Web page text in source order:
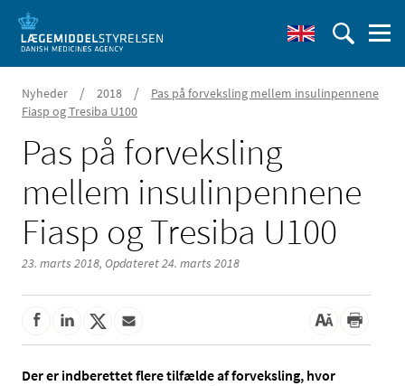
Nyheder / 2018 /
Pas på forveksling mellem insulinpennene
Fiasp og Tresiba U100
Pas på forveksling
mellem insulinpennene
Fiasp og Tresiba U100
23. marts 2018, Opdateret 24. marts 2018
Der er indberettet flere tilfælde af forveksling, hvor